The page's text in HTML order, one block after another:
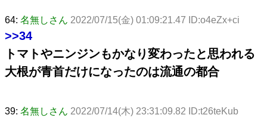
64: 名無しさん 2022/07/15(金) 01:09:21.47 ID:o4eZx+ci
>>34
トマトやニンジンもかなり変わったと思われる
大根が青首だけになったのは流通の都合
39: 名無しさん 2022/07/14(木) 23:31:09.82 ID:t26teKub